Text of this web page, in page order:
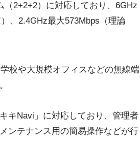
2+2+2）に対応しており、6GHz
、2.4GHz最大573Mbps（理論
校や大規模オフィスなどの無線端
キNavi」に対応しており、管理者
ンテナンス用の簡易操作などが行